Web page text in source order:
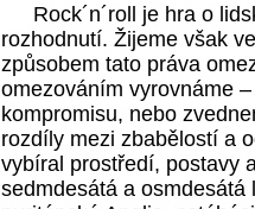
Rock´n´roll je hra o
rozhodnutí. Žijeme však
způsobem tato práva
omezováním vyrovnáme
kompromisu, nebo
rozdíly mezi zbabělostí a
vybíral prostředí, postavy
sedmdesátá a